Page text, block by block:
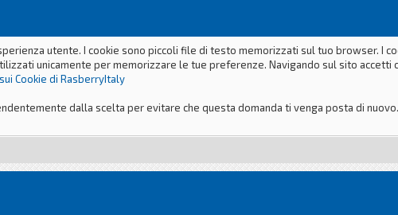
utente. I cookie sono piccoli file di testo memorizzati sul tuo browser. I
unicamente per memorizzare le tue preferenze. Navigando sul sito
Cookie di RasberryItaly
dalla scelta per evitare che questa domanda ti venga posta di